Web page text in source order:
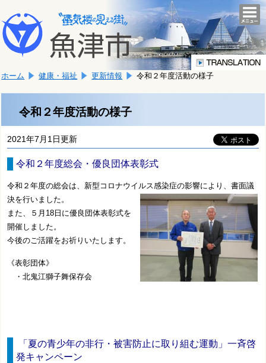
文
へ
移
ま
す。
こ
か
文
ホーム 健康・福祉 更新情報 令和２年度活動の様子
令和２年度活動の様子
2021年7月1日更新
令和２年度総会・優良団体表彰式
令和２年度の総会は、新型コロナウイルス感染症の影響により、書面議
決を行いました。
また、５月18日に優良団体表彰式を
開催しました。
今後のご活躍をお祈りいたします。
《表彰団体》
・北鬼江獅子舞保存会
「夏の青少年の非行・被害防止に取り組む運動」一斉啓
発キャンペーン